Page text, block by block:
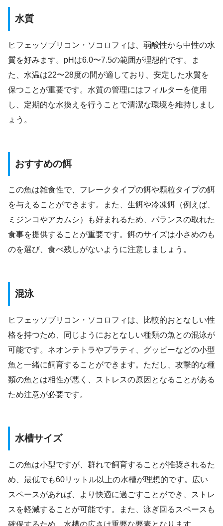
水質
ヒフェッソブリコン・ソコロフィは、弱酸性から中性の水
質を好みます。pHは6.0〜7.5の範囲が理想的です。ま
た、水温は22〜28度の間が適しており、安定した水質を
保つことが重要です。水質の管理にはフィルターを使用
し、定期的な水換えを行うことで清潔な環境を維持しまし
ょう。
おすすめの餌
この魚は雑食性で、フレークタイプの餌や顆粒タイプの餌
を与えることができます。また、生餌や冷凍餌（例えば、
ミジンコやアカムシ）も好まれるため、バランスの取れた
食事を提供することが重要です。餌のサイズは小さめのも
のを選び、食べ残しがないように注意しましょう。
混泳
ヒフェッソブリコン・ソコロフィは、比較的おとなしい性
格を持つため、同じようにおとなしい種類の魚との混泳が
可能です。ネオンテトラやプラティ、グッピーなどの小型
魚と一緒に飼育することができます。ただし、攻撃的な種
類の魚とは相性が悪く、ストレスの原因となることがある
ため注意が必要です。
水槽サイズ
この魚は小型ですが、群れで飼育することが推奨されるた
め、最低でも60リットル以上の水槽が理想的です。広い
スペースがあれば、より快適に過ごすことができ、ストレ
スを軽減することが可能です。また、泳ぎ回るスペースも
確保するため、水槽の広さは重要な要素となります。